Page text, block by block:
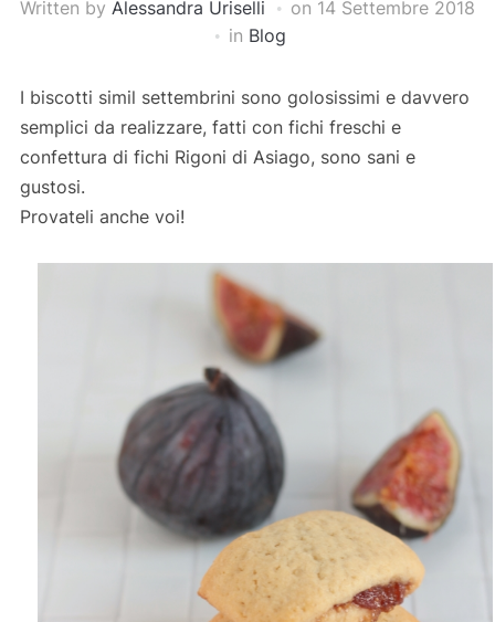
Written by Alessandra Uriselli on 14 Settembre 2018
in Blog
I biscotti simil settembrini sono golosissimi e davvero
semplici da realizzare, fatti con fichi freschi e
confettura di fichi Rigoni di Asiago, sono sani e
gustosi.
Provateli anche voi!